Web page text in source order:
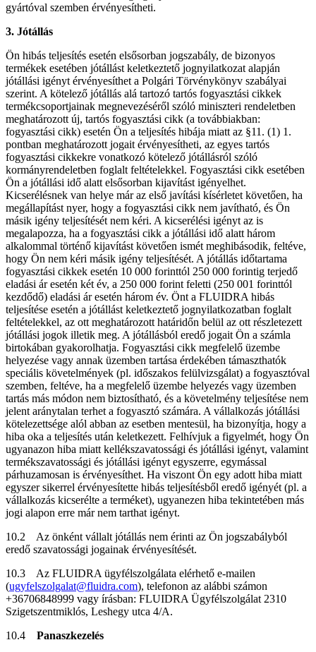
gyártóval szemben érvényesítheti.
3. Jótállás
Ön hibás teljesítés esetén elsősorban jogszabály, de bizonyos
termékek esetében jótállást keletkeztető jognyilatkozat alapján
jótállási igényt érvényesíthet a Polgári Törvénykönyv szabályai
szerint. A kötelező jótállás alá tartozó tartós fogyasztási cikkek
termékcsoportjainak megnevezéséről szóló miniszteri rendeletben
meghatározott új, tartós fogyasztási cikk (a továbbiakban:
fogyasztási cikk) esetén Ön a teljesítés hibája miatt az §11. (1) 1.
pontban meghatározott jogait érvényesítheti, az egyes tartós
fogyasztási cikkekre vonatkozó kötelező jótállásról szóló
kormányrendeletben foglalt feltételekkel. Fogyasztási cikk esetében
Ön a jótállási idő alatt elsősorban kijavítást igényelhet.
Kicserélésnek van helye már az első javítási kísérletet követően, ha
megállapítást nyer, hogy a fogyasztási cikk nem javítható, és Ön
másik igény teljesítését nem kéri. A kicserélési igényt az is
megalapozza, ha a fogyasztási cikk a jótállási idő alatt három
alkalommal történő kijavítást követően ismét meghibásodik, feltéve,
hogy Ön nem kéri másik igény teljesítését. A jótállás időtartama
fogyasztási cikkek esetén 10 000 forinttól 250 000 forintig terjedő
eladási ár esetén két év, a 250 000 forint feletti (250 001 forinttól
kezdődő) eladási ár esetén három év. Önt a FLUIDRA hibás
teljesítése esetén a jótállást keletkeztető jognyilatkozatban foglalt
feltételekkel, az ott meghatározott határidőn belül az ott részletezett
jótállási jogok illetik meg. A jótállásból eredő jogait Ön a számla
birtokában gyakorolhatja. Fogyasztási cikk megfelelő üzembe
helyezése vagy annak üzemben tartása érdekében támaszthatók
speciális követelmények (pl. időszakos felülvizsgálat) a fogyasztóval
szemben, feltéve, ha a megfelelő üzembe helyezés vagy üzemben
tartás más módon nem biztosítható, és a követelmény teljesítése nem
jelent aránytalan terhet a fogyasztó számára. A vállalkozás jótállási
kötelezettsége alól abban az esetben mentesül, ha bizonyítja, hogy a
hiba oka a teljesítés után keletkezett. Felhívjuk a figyelmét, hogy Ön
ugyanazon hiba miatt kellékszavatossági és jótállási igényt, valamint
termékszavatossági és jótállási igényt egyszerre, egymással
párhuzamosan is érvényesíthet. Ha viszont Ön egy adott hiba miatt
egyszer sikerrel érvényesítette hibás teljesítésből eredő igényét (pl. a
vállalkozás kicserélte a terméket), ugyanezen hiba tekintetében más
jogi alapon erre már nem tarthat igényt.
10.2 Az önként vállalt jótállás nem érinti az Ön jogszabályból
eredő szavatossági jogainak érvényesítését.
10.3 Az FLUIDRA ügyfélszolgálata elérhető e-mailen
(ugyfelszolgalat@fluidra.com), telefonon az alábbi számon
+36706848999 vagy írásban: FLUIDRA Ügyfélszolgálat 2310
Szigetszentmiklós, Leshegy utca 4/A.
10.4 Panaszkezelés